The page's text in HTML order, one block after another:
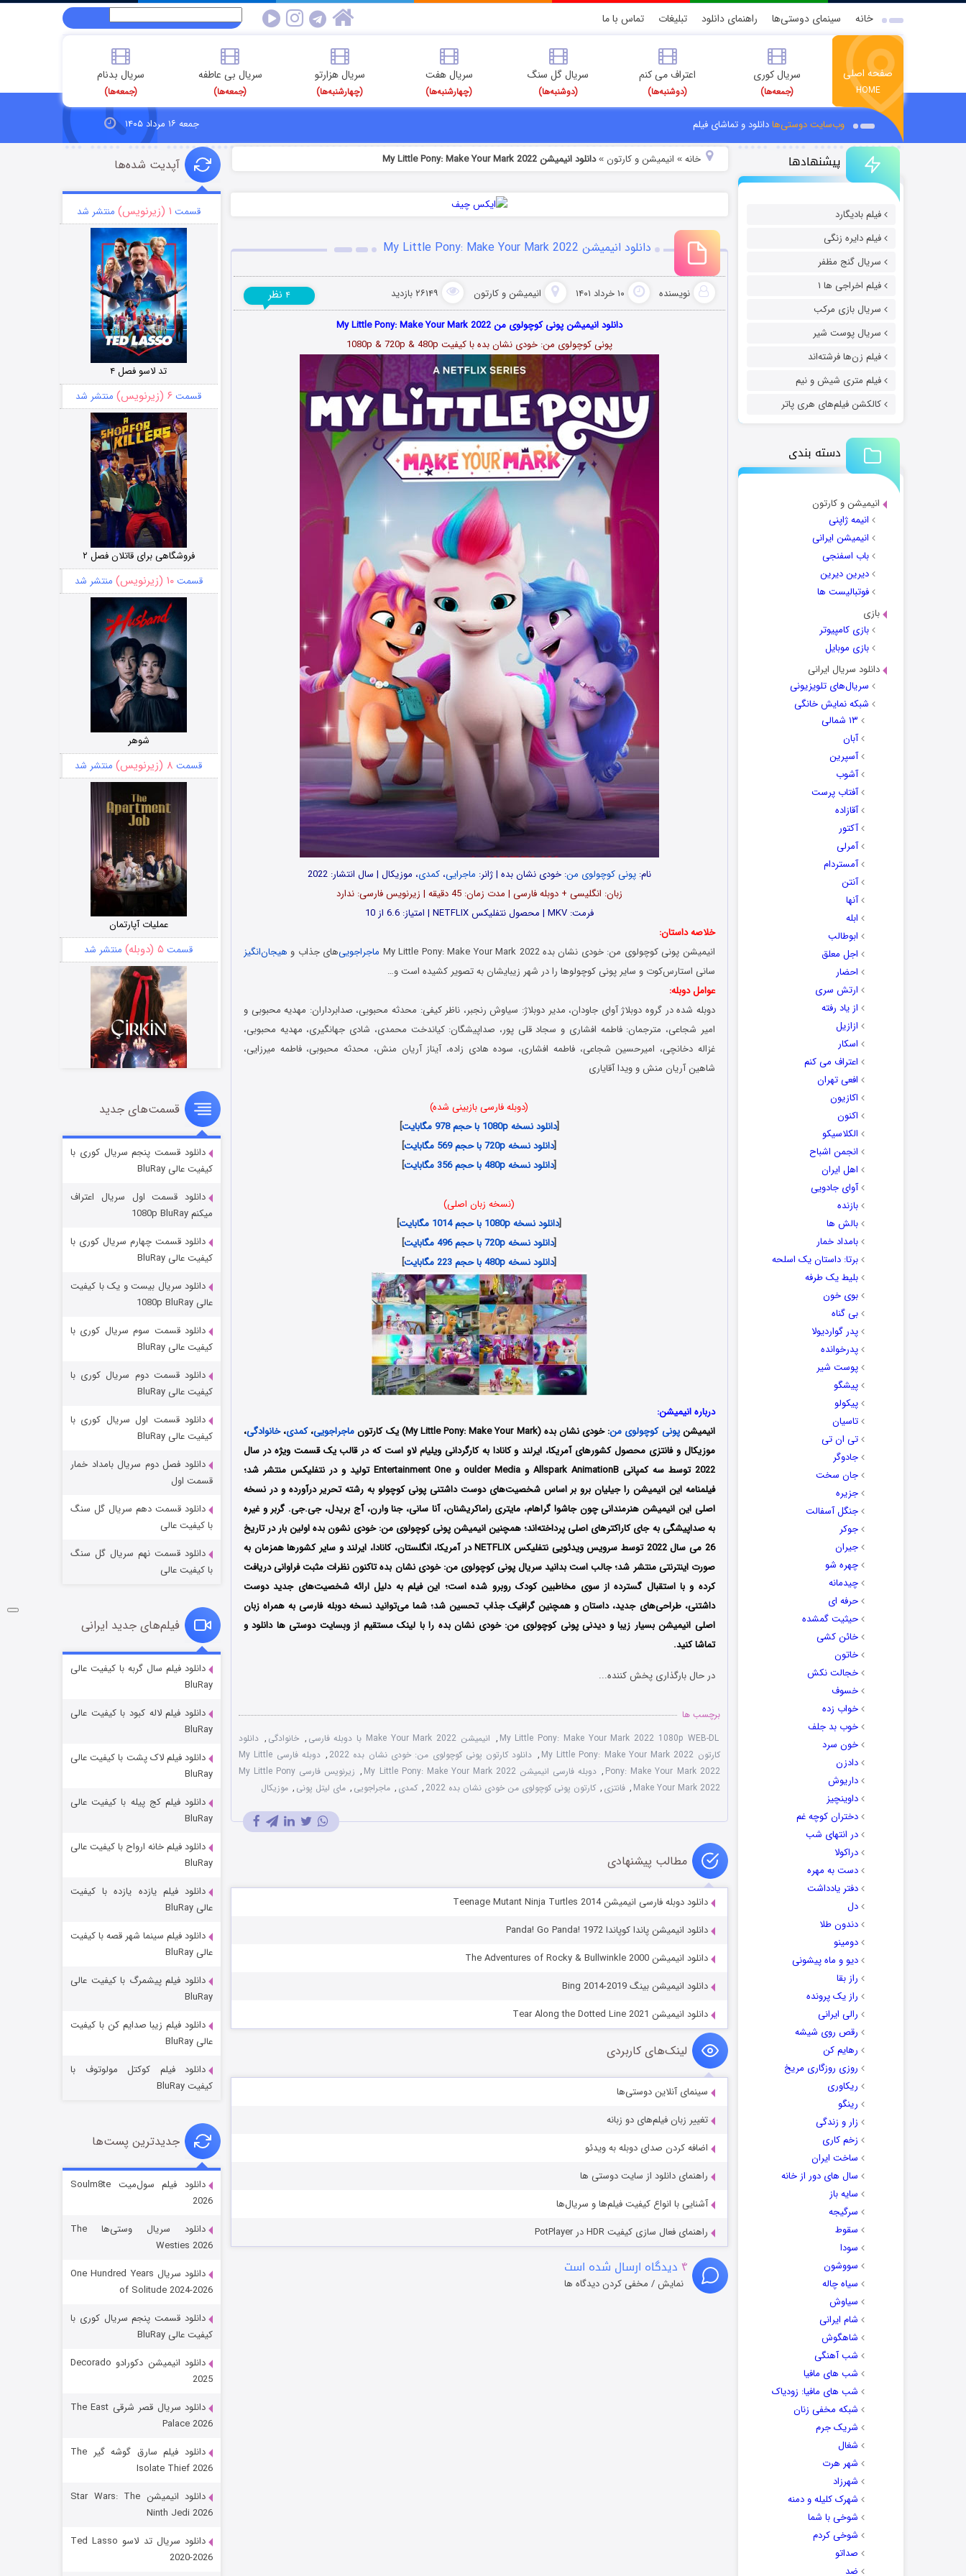
خانه سینمای دوستی‌ها راهنمای دانلود تبلیغات تماس با ما
صفحه اصلی
HOME
سریال کوری
(جمعه‌ها)
اعتراف می کنم
(دوشنبه‌ها)
سریال گل سنگ
(دوشنبه‌ها)
سریال هفت
(چهارشنبه‌ها)
سریال هزارتو
(چهارشنبه‌ها)
سریال بی عاطفه
(جمعه‌ها)
سریال بدنام
(جمعه‌ها)
وب‌سایت دوستی‌هادانلود و تماشای فیلم جمعه ۱۶ مرداد ۱۴۰۵
پیشنهادها
فیلم بادیگارد
فیلم دایره زنگی
سریال گنج مظفر
فیلم اخراجی ها ۱
سریال بازی مرکب
سریال پوست شیر
فیلم زن‌ها فرشته‌اند
فیلم متری شیش و نیم
کالکشن فیلم‌های هری پاتر
دسته بندی
انیمیشن و کارتون
انیمه ژاپنی
انیمیشن ایرانی
باب اسفنجی
دیرین دیرین
فوتبالیست ها
بازی
بازی کامپیوتر
بازی موبایل
دانلود سریال ایرانی
سریال‌های تلویزیونی
شبکه نمایش خانگی
۱۳ شمالی
آبان
آسپرین
آشوب
آفتاب پرست
آقازاده
آکتور
آمرلی
آمستردام
آنتن
آنها
ابله
ابوطالب
اجل معلق
احضار
ارتش سری
از یاد رفته
ازازیل
اسکار
اعتراف می کنم
افعی تهران
اکازیون
اکنون
الکلاسیکو
انجمن اشباح
اهل ایران
آوای جادویی
بازنده
بالش ها
بامداد خمار
برتا: داستان یک اسلحه
بلیط یک‌‌ طرفه
بوی خون
بی گناه
پدر گواردیولا
پدرخوانده
پوست شیر
پیشگو
پیکولو
تاسیان
تی ان تی
جادوگر
جان سخت
جزیره
جنگل آسفالت
جوکر
جیران
چهره شو
چیدمانه
حرفه ای
حیثیت گمشده
خائن کشی
خاتون
خجالت نکش
خسوف
خواب زده
خوب بد جلف
خون سرد
دادزن
داریوش
داوینچیز
دختران کوچه غم
در انتهای شب
دراکولا
دست به مهره
دفتر یادداشت
دل
دندون طلا
دومینو
دیو و ماه پیشونی
راز بقا
راز یک پرونده
رالی ایرانی
رقص روی شیشه
رهایم کن
روزی روزگاری مریخ
ریکاوری
رینگو
زار و زندگی
زخم کاری
ساخت ایران
سال های دور از خانه
سایه باز
سرگیجه
سقوط
سودا
سووشون
سیاه چاله
سیاوش
شام ایرانی
شاهگوش
شب آهنگی
شب های مافیا
شب های مافیا: زودیاک
شبکه مخفی زنان
شریک جرم
شغال
شهر هرت
شهرزاد
شهرک کلیله و دمنه
شوخی با شما
شوخی کردم
صداتو
ضد
خانه» انیمیشن و کارتون »دانلود انیمیشن My Little Pony: Make Your Mark 2022
دانلود انیمیشن My Little Pony: Make Your Mark 2022
نویسنده ۱۰ خرداد ۱۴۰۱ انیمیشن و کارتون ۲۶۱۴۹ بازدید ۴ نظر
دانلود انیمیشن پونی کوچولوی من My Little Pony: Make Your Mark 2022
پونی کوچولوی من: خودی نشان بده با کیفیت 1080p & 720p & 480p
نام:پونی کوچولوی من: خودی نشان بده | ژانر: ماجرایی،کمدی، موزیکال | سال انتشار: 2022
زبان: انگلیسی + دوبله فارسی | مدت زمان: 45 دقیقه | زیرنویس فارسی: ندارد
فرمت: MKV | محصول نتفلیکس NETFLIX | امتیاز: 6.6 از 10
خلاصه داستان:
انیمیشن پونی کوچولوی من: خودی نشان بده My Little Pony: Make Your Mark 2022
ماجراجویی‌های جذاب و هیجان‌انگیز
سانی استارس‌کوت و سایر پونی کوچولوها را در شهر زیبایشان به تصویر کشیده است و…
عوامل دوبله:
دوبله شده در گروه دوبلاژ آوای جاودان، مدیر دوبلاژ: سیاوش رنجبر، ناظر کیفی: محدثه محبوبی، صدابرداران: مهدیه محبوبی و
امیر شجاعی، مترجمان: فاطمه افشاری و سجاد قلی پور، صداپیشگان: کیاندخت محمدی، شادی جهانگیری، مهدیه محبوبی،
غزاله دخانچی، امیرحسین شجاعی، فاطمه افشاری، سوده هادی زاده، آیناز آریان منش، محدثه محبوبی، فاطمه میرزایی،
شاهین آریان منش و ویدا آقایاری
(دوبله فارسی بازبینی شده)
[دانلود نسخه 1080p با حجم 978 مگابایت
]
[دانلود نسخه 720p با حجم 569 مگابایت
]
[دانلود نسخه 480p با حجم 356 مگابایت ]
(نسخه زبان اصلی)
[دانلود نسخه 1080p با حجم 1014 مگابایت
]
[دانلود نسخه 720p با حجم 496 مگابایت
]
[دانلود نسخه 480p با حجم 223 مگابایت ]
درباره انیمیشن:
انیمیشنپونی کوچولوی من: خودی نشان بده (My Little Pony: Make Your Mark) یک کارتون ماجراجویی،کمدی،خانوادگی،
موزیکال و فانتزی محصول کشورهای آمریکا، ایرلند و کانادا به کارگردانی ویلیام لاو است که در قالب یک قسمت ویژه در سال
2022 توسط سه کمپانی Allspark AnimationB و oulder Media و Entertainment One تولید و در نتفلیکس منتشر شد؛
فیلمنامه این انیمیشن را جیلیان برو بر اساس شخصیت‌های دوست داشتنی پونی کوچولو به رشته تحریر درآورده و در نسخه
اصلی این انیمیشن هنرمندانی چون جاشوا گراهام، مایتری راماکریشنان، آنا سانی، جنا وارن، آج بریدل، جی.جی. گربر و غیره
به صداپیشگی به جای کاراکترهای اصلی پرداخته‌اند؛ همچنین انیمیشن پونی کوچولوی من: خودی نشون بده اولین بار در تاریخ
26 می سال 2022 توسط سرویس ویدئویی نتفلیکس NETFLIX در آمریکا، انگلستان، کانادا، ایرلند و سایر کشورها همزمان به
صورت اینترنتی منتشر شد؛ جالب است بدانید سریال پونی کوچولوی من: خودی نشان بده تاکنون نظرات مثبت فراوانی دریافت
کرده و با استقبال گسترده از سوی مخاطبین کودک روبرو شده است؛ این فیلم به دلیل ارائه شخصیت‌های جدید دوست
داشتنی، طراحی‌های جدید، داستان و همچنین گرافیک جذاب تحسین شد؛ شما می‌توانید نسخه دوبله فارسی به همراه زبان
اصلی انیمیشن بسیار زیبا و دیدنی پونی کوچولوی من: خودی نشان بده را با لینک مستقیم از وبسایت دوستی ها دانلود و
تماشا کنید.
در حال بارگذاری پخش کننده...
برچسب ها
My Little Pony: Make Your Mark 2022 1080p WEB-DL
, انیمیشن Make Your Mark 2022 با دوبله فارسی , خانوادگی , دانلود
کارتون My Little Pony: Make Your Mark 2022
, دانلود کارتون پونی کوچولوی من: خودی نشان بده 2022 ,
دوبله فارسی My Little
Pony: Make Your Mark 2022
, دوبله فارسی انیمیشن My Little Pony: Make Your Mark 2022 ,
زیرنویس فارسی My Little Pony
Make Your Mark 2022
, فانتزی , کارتون پونی کوچولوی من خودی نشان بده 2022 , کمدی , ماجراجویی , مای لیتل پونی , موزیکال
مطالب پیشنهادی
دانلود دوبله فارسی انیمیشن Teenage Mutant Ninja Turtles 2014
دانلود انیمیشن پاندا کوپاندا Panda! Go Panda! 1972
دانلود انیمیشن The Adventures of Rocky & Bullwinkle 2000
دانلود انیمیشن بینگ Bing 2014-2019
دانلود انیمیشن Tear Along the Dotted Line 2021
لینک‌های کاربردی
سینمای آنلاین دوستی‌ها
تغییر زبان فیلم‌های دو زبانه
اضافه کردن صدای دوبله به ویدئو
راهنمای دانلود از سایت دوستی ها
آشنایی با انواع کیفیت فیلم‌ها و سریال‌ها
راهنمای فعال سازی کیفیت HDR در PotPlayer
۴ دیدگاه ارسال شده است
نمایش / مخفی کردن دیدگاه ها
آپدیت شده‌ها
قسمت ۱ (زیرنویس) منتشر شد
تد لاسو فصل ۴
قسمت ۶ (زیرنویس) منتشر شد
فروشگاهی برای قاتلان فصل ۲
قسمت۱۰ (زیرنویس) منتشر شد
شوهر
قسمت ۸ (زیرنویس) منتشر شد
عملیات آپارتمان
قسمت ۵ (دوبله) منتشر شد
سریال زشت
قسمت۲ (زیرنویس) منتشر شد
مردگان متحرک: شهر مرده ۳
شکست استوارت در نجات جهان
قسمت ۷ (زیرنویس) منتشر شد
شوگر فصل ۲
قسمت
خاندان اژدها فصل ۳
جادوگری در مغولستان
قسمت۶ (زیرنویس)
رویایی برای تو
قسمت۱۵ (دوبله)
قسمت‌های جدید
دانلود قسمت پنجم سریال کوری با
کیفیت عالی BluRay
دانلود قسمت اول سریال اعتراف
میکنم 1080p BluRay
دانلود قسمت چهارم سریال کوری با
کیفیت عالی BluRay
دانلود سریال بیست و یک با کیفیت
عالی 1080p BluRay
دانلود قسمت سوم سریال کوری با
کیفیت عالی BluRay
دانلود قسمت دوم سریال کوری با
کیفیت عالی BluRay
دانلود قسمت اول سریال کوری با
کیفیت عالی BluRay
دانلود فصل دوم سریال بامداد خمار
قسمت اول
دانلود قسمت دهم سریال گل سنگ
با کیفیت عالی
دانلود قسمت نهم سریال گل سنگ
با کیفیت عالی
فیلم‌های جدید ایرانی
دانلود فیلم سال گربه با کیفیت عالی
BluRay
دانلود فیلم لاله کبود با کیفیت عالی
BluRay
دانلود فیلم لاک پشت با کیفیت عالی
BluRay
دانلود فیلم کج‌ پیله با کیفیت عالی
BluRay
دانلود فیلم خانه ارواح با کیفیت عالی
BluRay
دانلود فیلم یازده یازده با کیفیت
عالی BluRay
دانلود فیلم سینما شهر قصه با کیفیت
عالی BluRay
دانلود فیلم پیشمرگ با کیفیت عالی
BluRay
دانلود فیلم زیبا صدایم کن با کیفیت
عالی BluRay
دانلود فیلم کوکتل مولوتوف با
کیفیت BluRay
جدیدترین پست‌ها
دانلود فیلم سول‌میت Soulm8te
2026
دانلود سریال وستی‌ها The
Westies 2026
دانلود سریال One Hundred Years
of Solitude 2024-2026
دانلود قسمت پنجم سریال کوری با
کیفیت عالی BluRay
دانلود انیمیشن دکورادو Decorado
2025
دانلود سریال قصر شرقی The East
Palace 2026
دانلود فیلم سارق گوشه گیر The
Isolate Thief 2026
دانلود انیمیشن Star Wars: The
Ninth Jedi 2026
دانلود سریال تد لاسو Ted Lasso
2020-2026